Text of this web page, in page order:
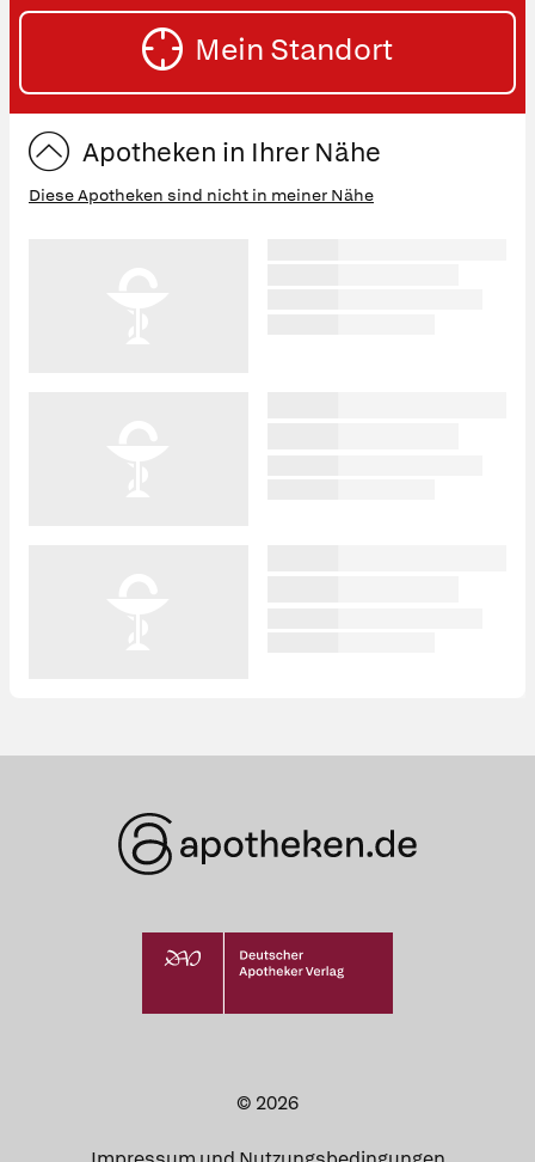
Straße
Mein Standort
Apotheken in Ihrer Nähe
Diese Apotheken sind nicht in meiner Nähe
© 2026